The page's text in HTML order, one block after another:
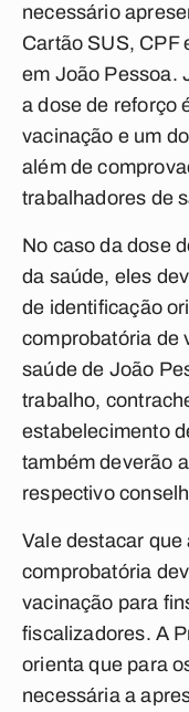
necessário
Cartão SUS, CPF
em João Pessoa.
a dose de reforço
vacinação e um
além de
trabalhadores de
No caso da dose
da saúde, eles
de identificação
comprobatória de
saúde de João
trabalho,
estabelecimento
também deverão
respectivo
Vale destacar
comprobatória
vacinação para
fiscalizadores. A
orienta que para
necessária a